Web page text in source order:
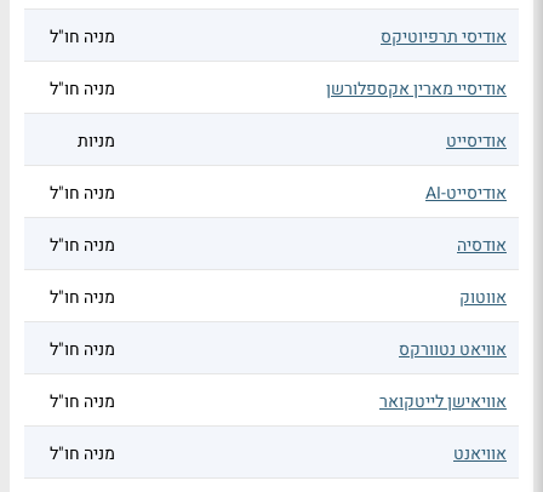
אודיסי תרפיוטיקס מניה חו"ל
אודיסיי מארין אקספלורשן מניה חו"ל
אודיסייט מניות
אודיסייט-AI מניה חו"ל
אודסיה מניה חו"ל
אווטוק מניה חו"ל
אוויאט נטוורקס מניה חו"ל
אוויאישן לייטקואר מניה חו"ל
אוויאנט מניה חו"ל